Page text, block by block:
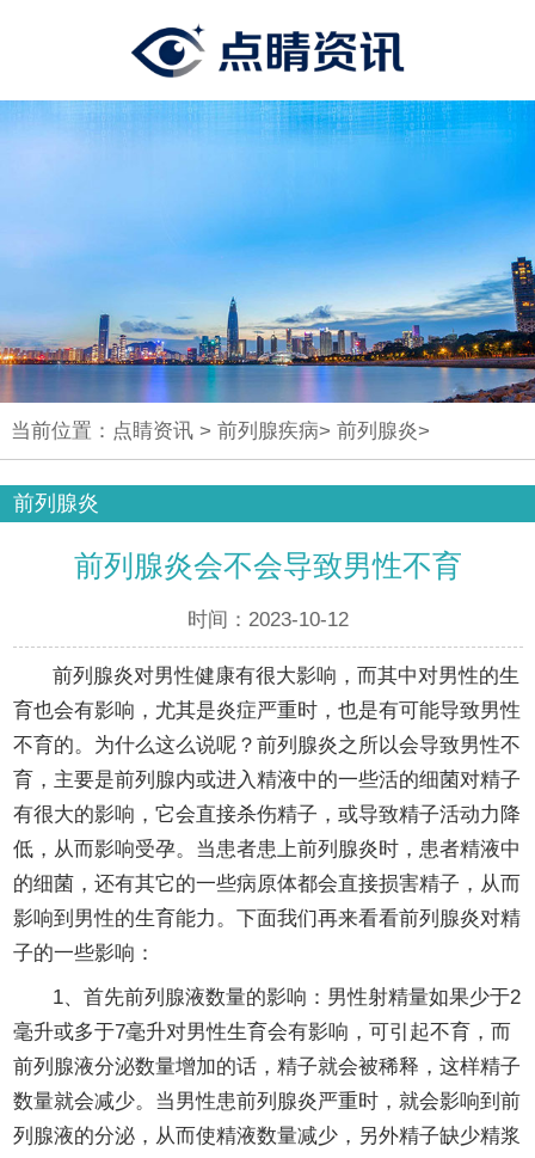
当前位置： 点睛资讯> 前列腺疾病> 前列腺炎>
前列腺炎
前列腺炎会不会导致男性不育
时间：2023-10-12
前列腺炎对男性健康有很大影响，而其中对男性的生
育也会有影响，尤其是炎症严重时，也是有可能导致男性
不育的。为什么这么说呢？前列腺炎之所以会导致男性不
育，主要是前列腺内或进入精液中的一些活的细菌对精子
有很大的影响，它会直接杀伤精子，或导致精子活动力降
低，从而影响受孕。当患者患上前列腺炎时，患者精液中
的细菌，还有其它的一些病原体都会直接损害精子，从而
影响到男性的生育能力。下面我们再来看看前列腺炎对精
子的一些影响：
1、首先前列腺液数量的影响：男性射精量如果少于2
毫升或多于7毫升对男性生育会有影响，可引起不育，而
前列腺液分泌数量增加的话，精子就会被稀释，这样精子
数量就会减少。当男性患前列腺炎严重时，就会影响到前
列腺液的分泌，从而使精液数量减少，另外精子缺少精浆